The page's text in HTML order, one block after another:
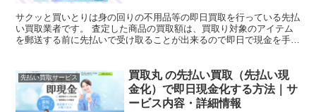
サクッと買いとりは身の回りの不用品等の即日買取を行っている先払
い買取業者です。 査定した商品の買取額は、買取り対象のアイテム
を郵送する前に先払いで受け取ることが出来るので即日で現金を手に
先払い買取サービス
買取丸 の先払い買取（先払い現
金化）で即日現金化する方法｜サ
ービス内容・詳細情報